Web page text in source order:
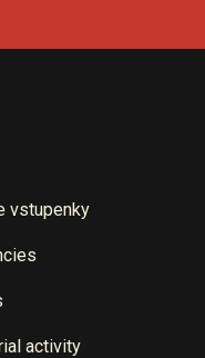
vstupenky
activity